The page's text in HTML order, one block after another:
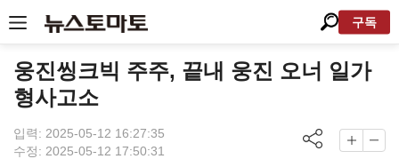
구독
웅진씽크빅 주주, 끝내 웅진 오너 일가
형사고소
입력: 2025-05-12 16:27:35
수정: 2025-05-12 17:50:31